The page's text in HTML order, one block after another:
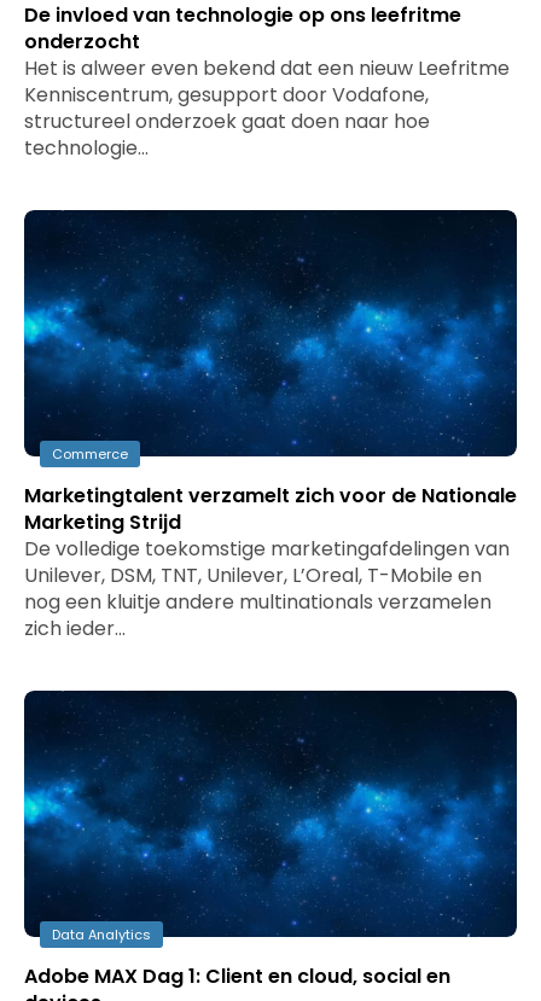
De invloed van technologie op ons leefritme
onderzocht
Het is alweer even bekend dat een nieuw Leefritme
Kenniscentrum, gesupport door Vodafone,
structureel onderzoek gaat doen naar hoe
technologie…
Commerce
Marketingtalent verzamelt zich voor de Nationale
Marketing Strijd
De volledige toekomstige marketingafdelingen van
Unilever, DSM, TNT, Unilever, L’Oreal, T-Mobile en
nog een kluitje andere multinationals verzamelen
zich ieder…
Data Analytics
Adobe MAX Dag 1: Client en cloud, social en